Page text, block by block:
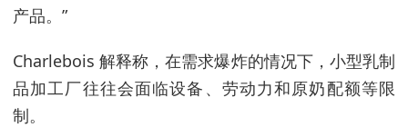
产品。”
Charlebois 解释称，在需求爆炸的情况下，小型乳制
品加工厂往往会面临设备、劳动力和原奶配额等限
制。